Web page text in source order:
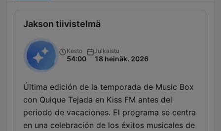
Jakson tiivistelmä
Kesto
54:00
Julkaistu
18 heinäk. 2026
Última edición de la temporada de Music Box
con Quique Tejada en Kiss FM antes del
periodo de vacaciones. El programa se centra
en una celebración de los éxitos musicales de